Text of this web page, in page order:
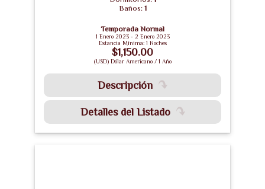
Baños: 1
Temporada Normal
1 Enero 2023 - 2 Enero 2023
Estancia Mínima: 1 Noches
$1,150.00
(USD) Dólar Americano / 1 Año
Descripción
Detalles del Listado